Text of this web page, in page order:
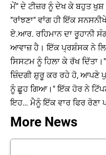
ਮੇਂ" ਦੇ ਟੀਜ਼ਰ ਨੂੰ ਦੇਖ ਕੇ ਬਹੁਤ ਖੁਸ਼
"ਰਾਂਝਣਾ" ਵਾਂਗ ਹੀ ਇੱਕ
ਏ.ਆਰ. ਰਹਿਮਾਨ ਦਾ ਰੂਹਾਨੀ
ਆਵਾਜ਼ ਹੈ। ਇੱਕ ਪ੍ਰਸ਼ੰਸਕ ਨੇ
ਸਿਸਟਮ ਨੂੰ ਹਿਲਾ ਕੇ ਰੱਖ
ਜ਼ਿੰਦਗੀ ਸ਼ੁਰੂ ਕਰ ਰਹੇ ਹੋ, ਆਪਣੇ
ਨੂੰ ਛੂਹ ਗਿਆ।" ਇੱਕ ਹੋਰ ਨੇ
ਇਹ… ਮੈਨੂੰ ਇੱਕ ਵਾਰ ਫਿਰ ਰੋਣਾ
More News